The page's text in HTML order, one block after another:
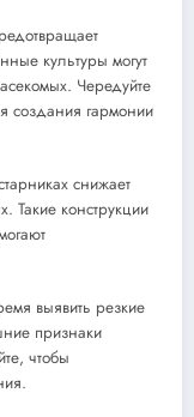
культуры могут
Чередуйте
создания гармонии
снижает
Такие конструкции
выявить резкие
признаки
чтобы